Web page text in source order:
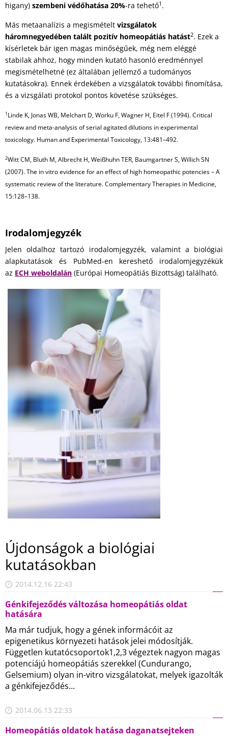
higany) szembeni védőhatása 20%-ra tehető1 .
Más metaanalízis a megismételt vizsgálatok
háromnegyedében talált pozitív homeopátiás hatást2. Ezek a
kísérletek bár igen magas minőségűek, még nem eléggé
stabilak ahhoz, hogy minden kutató hasonló eredménnyel
megismételhetné (ez általában jellemző a tudományos
kutatásokra). Ennek érdekében a vizsgálatok további finomítása,
és a vizsgálati protokol pontos követése szükséges.
1Linde K, Jonas WB, Melchart D, Worku F, Wagner H, Eitel F (1994). Critical
review and meta-analysis of serial agitated dilutions in experimental
toxicology. Human and Experimental Toxicology, 13:481–492.
2Witt CM, Bluth M, Albrecht H, Weißhuhn TER, Baumgartner S, Willich SN
(2007). The in vitro evidence for an effect of high homeopathic potencies – A
systematic review of the literature. Complementary Therapies in Medicine,
15:128–138.
Irodalomjegyzék
Jelen oldalhoz tartozó irodalomjegyzék, valamint a biológiai
alapkutatások és PubMed-en kereshető irodalomjegyzékük
az ECH weboldalán (Európai Homeopátiás Bizottság) található.
Újdonságok a biológiai
kutatásokban
2014.12.16 22:43
Génkifejeződés változása homeopátiás oldat
hatására
Ma már tudjuk, hogy a gének informácóit az
epigenetikus környezeti hatások jelei módosítják.
Független kutatócsoportok1,2,3 végeztek nagyon magas
potenciájú homeopátiás szerekkel (Cundurango,
Gelsemium) olyan in-vitro vizsgálatokat, melyek igazolták
a génkifejeződés...
2014.06.13 22:33
Homeopátiás oldatok hatása daganatsejteken